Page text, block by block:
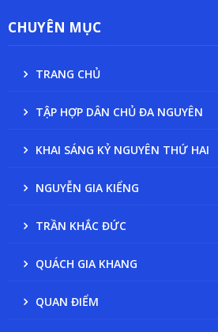
CHUYÊN MỤC
TRANG CHỦ
TẬP HỢP DÂN CHỦ ĐA NGUYÊN
KHAI SÁNG KỶ NGUYÊN THỨ HAI
NGUYỄN GIA KIỂNG
TRẦN KHẮC ĐỨC
QUÁCH GIA KHANG
QUAN ĐIỂM